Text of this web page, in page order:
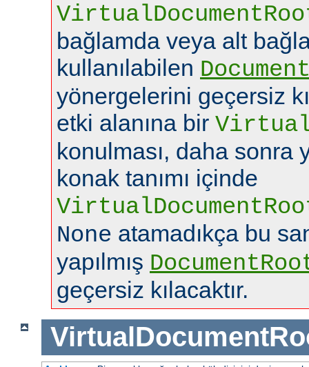
bağlamda veya alt
kullanılabilen
yönergelerini geçersiz
etki alanına bir
konulması, daha sonra
konak tanımı içinde
None atamadıkça bu
yapılmış
geçersiz kılacaktır.